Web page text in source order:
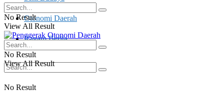
Otonomi Daerah
Ragam Berita
No Result
No Result
View All Result
No Result
View All Result